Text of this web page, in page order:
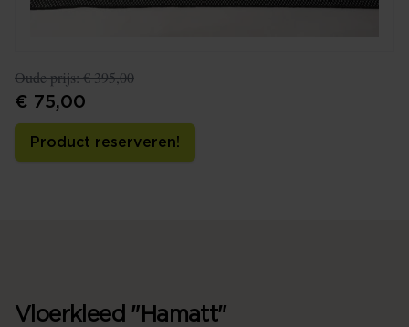
Oude prijs:€ 395,00
€ 75,00
Product reserveren!
Vloerkleed "Hamatt"